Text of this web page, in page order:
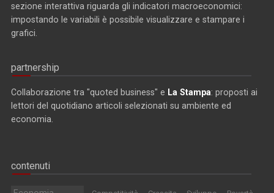
sezione interattiva riguarda gli indicatori macroeconomici:
impostando le variabili è possibile visualizzare e stampare i
grafici.
partnership
Collaborazione tra "quoted business" e La Stampa: proposti ai
lettori del quotidiano articoli selezionati su ambiente ed
economia.
contenuti